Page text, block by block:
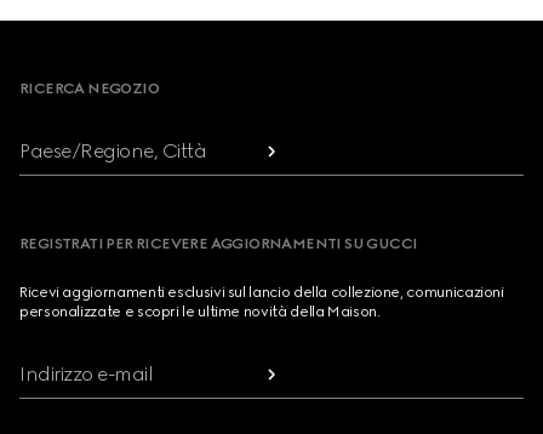
RICERCA NEGOZIO
Paese/Regione, Città
REGISTRATI PER RICEVERE AGGIORNAMENTI SU GUCCI
Ricevi aggiornamenti esclusivi sul lancio della collezione, comunicazioni
personalizzate e scopri le ultime novità della Maison.
Indirizzo e-mail